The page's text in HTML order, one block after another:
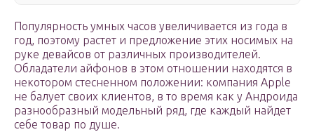
Популярность умных часов увеличивается из года в
год, поэтому растет и предложение этих носимых на
руке девайсов от различных производителей.
Обладатели айфонов в этом отношении находятся в
некотором стесненном положении: компания Apple
не балует своих клиентов, в то время как у Андроида
разнообразный модельный ряд, где каждый найдет
себе товар по душе.